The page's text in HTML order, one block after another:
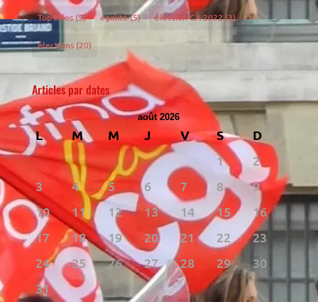
Top infos(5) égalité(5) élection CA 2022(3)
élections(20)
Articles par dates
août 2026
L M M J V S
D
1
2
3
4 5 6 7 8
9
10
11 12 13 14 15
16
17
18 19 20 21 22
23
24
25 26 27 28 29
30
31